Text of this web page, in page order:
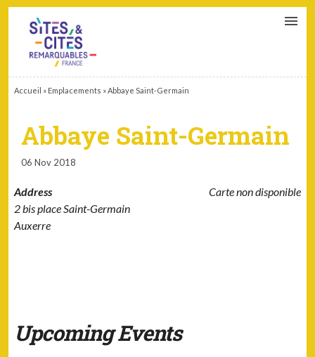
Accueil » Emplacements »Abbaye Saint-Germain
Abbaye Saint-Germain
06 Nov 2018
Carte non disponible
Address
2 bis place Saint-Germain
Auxerre
Upcoming Events